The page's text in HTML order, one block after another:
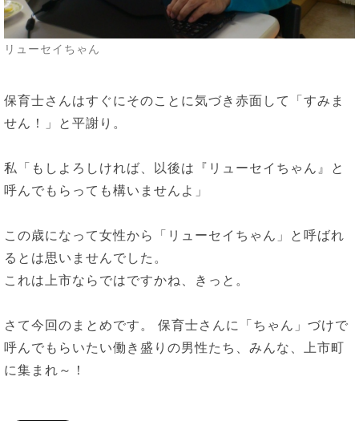
リューセイちゃん
保育士さんはすぐにそのことに気づき赤面して「すみま
せん！」と平謝り。
私「もしよろしければ、以後は『リューセイちゃん』と
呼んでもらっても構いませんよ」
この歳になって女性から「リューセイちゃん」と呼ばれ
るとは思いませんでした。
これは上市ならではですかね、きっと。
さて今回のまとめです。 保育士さんに「ちゃん」づけで
呼んでもらいたい働き盛りの男性たち、みんな、上市町
に集まれ～！